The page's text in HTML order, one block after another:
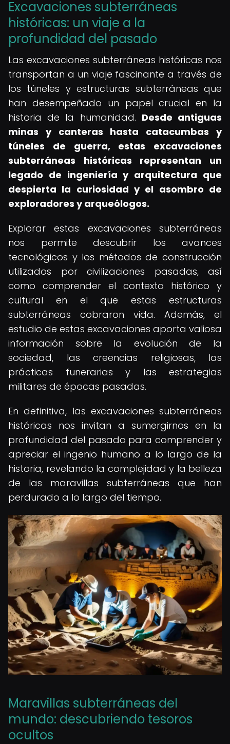
Excavaciones subterráneas
históricas: un viaje a la
profundidad del pasado
Las excavaciones subterráneas históricas nos
transportan a un viaje fascinante a través de
los túneles y estructuras subterráneas que
han desempeñado un papel crucial en la
historia de la humanidad. Desde antiguas
minas y canteras hasta catacumbas y
túneles de guerra, estas excavaciones
subterráneas históricas representan un
legado de ingeniería y arquitectura que
despierta la curiosidad y el asombro de
exploradores y arqueólogos.
Explorar estas excavaciones subterráneas
nos permite descubrir los avances
tecnológicos y los métodos de construcción
utilizados por civilizaciones pasadas, así
como comprender el contexto histórico y
cultural en el que estas estructuras
subterráneas cobraron vida. Además, el
estudio de estas excavaciones aporta valiosa
información sobre la evolución de la
sociedad, las creencias religiosas, las
prácticas funerarias y las estrategias
militares de épocas pasadas.
En definitiva, las excavaciones subterráneas
históricas nos invitan a sumergirnos en la
profundidad del pasado para comprender y
apreciar el ingenio humano a lo largo de la
historia, revelando la complejidad y la belleza
de las maravillas subterráneas que han
perdurado a lo largo del tiempo.
Maravillas subterráneas del
mundo: descubriendo tesoros
ocultos